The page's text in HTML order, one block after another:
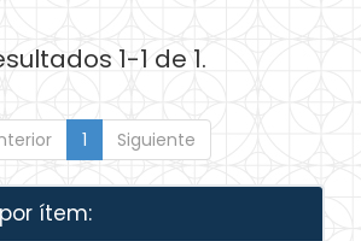
1-1 de 1.
1 Siguiente
ítem: